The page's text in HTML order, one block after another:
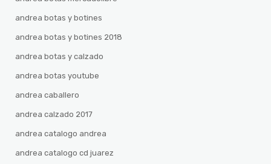
andrea botas y botines
andrea botas y botines 2018
andrea botas y calzado
andrea botas youtube
andrea caballero
andrea calzado 2017
andrea catalogo andrea
andrea catalogo cd juarez